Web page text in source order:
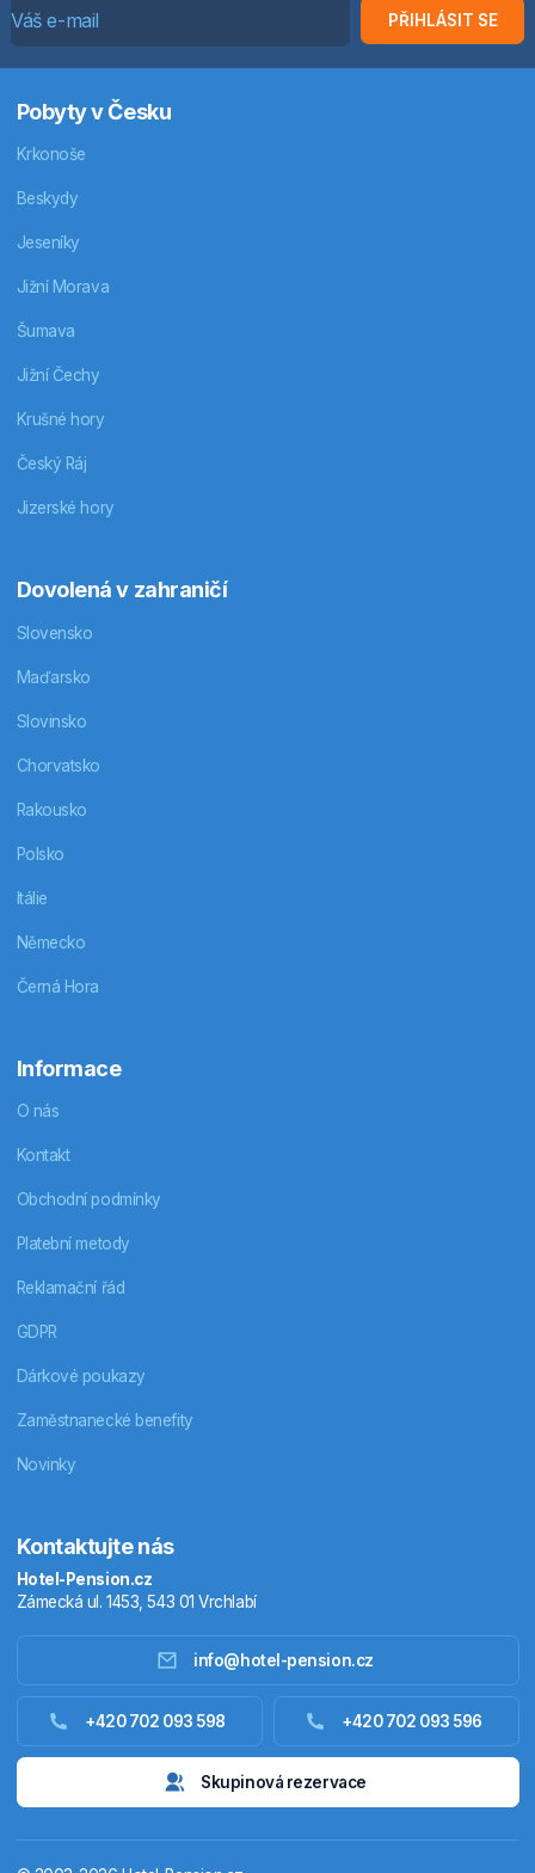
Ubytování zahraniční
PŘIHLÁSIT SE
Pobyty v Česku
Krkonoše
Beskydy
Jeseníky
Jižní Morava
Šumava
Jižní Čechy
Krušné hory
Český Ráj
Jizerské hory
Dovolená v zahraničí
Slovensko
Maďarsko
Slovinsko
Chorvatsko
Rakousko
Polsko
Itálie
Německo
Černá Hora
Informace
O nás
Kontakt
Obchodní podmínky
Platební metody
Reklamační řád
GDPR
Dárkové poukazy
Zaměstnanecké benefity
Novinky
Kontaktujte nás
Hotel-Pension.cz
Zámecká ul. 1453, 543 01 Vrchlabí
info@hotel-pension.cz
+420 702 093 598 +420 702 093 596
Skupinová rezervace